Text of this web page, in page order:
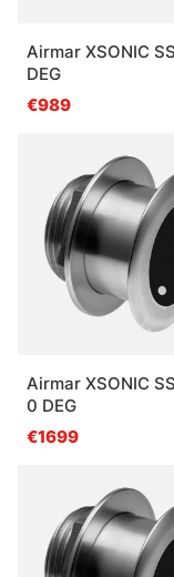
Airmar XSONIC
DEG
€989
Airmar XSONIC
0 DEG
€1699